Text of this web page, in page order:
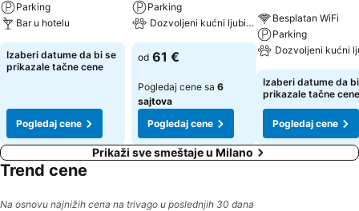
Parking
Bar u hotelu
Izaberi datume da bi se
prikazale tačne cene
Pogledaj cene
Parking
Dozvoljeni kućni ljubimci
od 61 €
Pogledaj cene sa 6
sajtova
Pogledaj cene
Besplatan WiFi
Parking
Dozvoljeni kućni
Izaberi datume da
prikazale tačne cene
Pogledaj cene
Prikaži sve smeštaje u Milano
Trend cene
Na osnovu najnižih cena na trivago u poslednjih 30 dana